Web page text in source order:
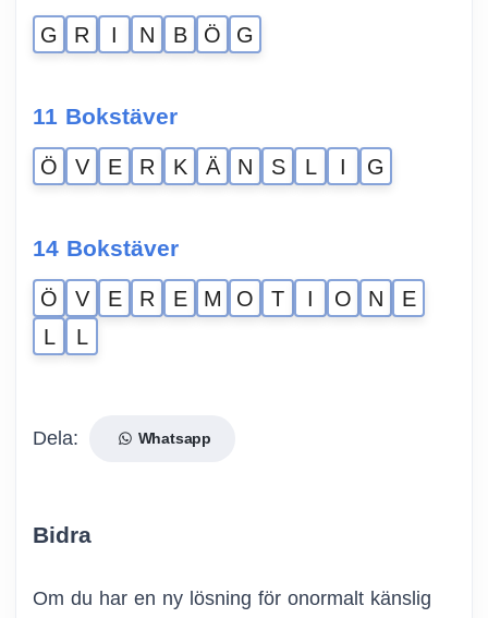
G R I N B Ö G
11 Bokstäver
Ö V E R K Ä N S L I G
14 Bokstäver
Ö V E R E M O T I O N
E
L
L
Dela: Whatsapp
Bidra
Om du har en ny lösning för onormalt känslig